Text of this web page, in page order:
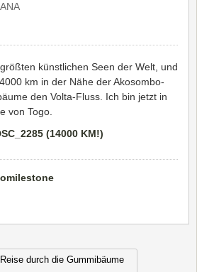
künstlichen Seen der Welt, und
km in der Nähe der Akosombo-
den Volta-Fluss. Ich bin jetzt in
von Togo.
durch die Gummibäume